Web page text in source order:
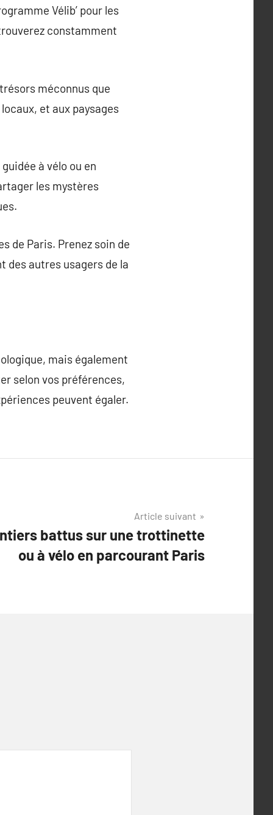
Vélib’ pour les
constamment
méconnus que
et aux paysages
à vélo ou en
les mystères
de Paris. Prenez soin de
des autres usagers de la
mais également
selon vos préférences,
peuvent égaler.
Article suivant
battus sur une trottinette
ou à vélo en parcourant Paris